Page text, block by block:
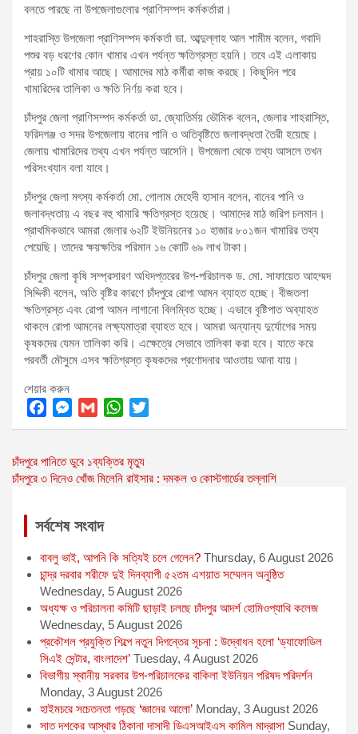
বলতে পারছে না উপজেলাগুলোর প্রাণিসম্পদ কর্মকর্তারা।
শাহরাস্তি উপজেলা প্রাণিসম্পদ কর্মকর্তা ডা. আব্দুল্লাহ আল শামীম বলেন, গবাদি
পশুর বড় ধরণের কোন খামার এখন পর্যন্ত ক্ষতিগ্রস্ত হয়নি। তবে এই এলাকায়
প্রায় ১০টি খামার আছে। আমাদের মাঠ কর্মীরা কাজ করছে। কিছুদিন পরে
খামারিদের তালিকা ও ক্ষতি নির্ণয় করা হবে।
চাঁদপুর জেলা প্রাণিসম্পদ কর্মকর্তা ডা. জ্যোতির্ময় ভৌমিক বলেন, জেলার শাহরাস্তি,
ফরিদগঞ্জ ও সদর উপজেলায় বানের পানি ও অতিবৃষ্টিতে জলাবদ্ধতা তৈরী হয়েছে।
জেলায় খামারিদের তথ্য এখন পর্যন্ত আসেনি। উপজেলা থেকে তথ্য আসলে তখন
পরিসংখ্যান বলা যাবে।
চাঁদপুর জেলা মৎস্য কর্মকর্তা মো. গোলাম মেহেদী হাসান বলেন, বানের পানি ও
জলাবদ্ধতায় এ বছর বহু খামারি ক্ষতিগ্রস্ত হয়েছে। আমাদের মাঠ জরিপ চলমান।
প্রাথমিকভাবে আমরা জেলার ৬২টি ইউনিয়নের ১০ হাজার ৮০১জন খামারির তথ্য
পেয়েছি। তাদের ক্ষয়ক্ষতির পরিমান ১৬ কোটি ৬৯ লাখ টাকা।
চাঁদপুর জেলা কৃষি সম্প্রসারণ অধিদপ্তরের উপ-পরিচালক ড. মো. সাফায়েত আহম্মদ
সিদ্দিকী বলেন, অতি বৃষ্টির কারণে চাঁদপুরে রোপা আমন ব্যাহত হচ্ছে। বীজতলা
ক্ষতিগ্রস্ত এবং রোপা আমন লাগানো বিলম্বিত হচ্ছে। এভাবে বৃষ্টিপাত অব্যাহত
থাকলে রোপা আমনের লক্ষ্যমাত্রা ব্যাহত হবে। আমরা অন্যান্য দুর্যোগের সময়
কৃষকদের যেমন তালিকা করি। এক্ষেত্রে সেভাবে তালিকা করা হবে। যাতে করে
পরবর্তী মৌসুমে এসব ক্ষতিগ্রস্ত কৃষকদের প্রণোদনার আওতায় আনা যায়।
শেয়ার করুন
F
c
e
k
M
s
s
n
e
r
G
a
i
W
a
t
A
p
T
i
t
Post
navigation
চাঁদপুরে পানিতে ডুবে ১ব্যক্তির মৃত্যু
চাঁদপুরে ৩ দিনেও খোঁজ মিলেনি রাইসার : দমকল ও কোস্টগার্ডের তল্লাশি
সর্বশেষ সংবাদ
বাবলু ভাই, আপনি কি সত্যিই চলে গেলেন? Thursday, 6 August 2026
চান্দ্র দরবার শরীফে দুই দিনব্যাপী ৫২তম এশয়াত সম্মেলন অনুষ্ঠিত
Wednesday, 5 August 2026
অধ্যক্ষ ও পরিচালনা কমিটি ছাড়াই চলছে চাঁদপুর আদর্শ হোমিওপ্যাথি কলেজ
Wednesday, 5 August 2026
প্রকৌশল প্রযুক্তি শিল্পে নতুন দিগন্তের সূচনা : উদ্বোধন হলো ‘ড্যাফোডিল
সিএই সেন্টার, বাংলাদেশ’ Tuesday, 4 August 2026
বিভাগীয় স্থানীয় সরকার উপ-পরিচালকের বাকিলা ইউনিয়ন পরিষদ পরিদর্শন
Monday, 3 August 2026
হাইমচরে সচেতনতা গড়ছে ‘জ্ঞানের আলো’ Monday, 3 August 2026
সাত দশকের আস্থার ঠিকানা দাসাদী ডিএসআইএস কামিল মাদ্রাসা Sunday,